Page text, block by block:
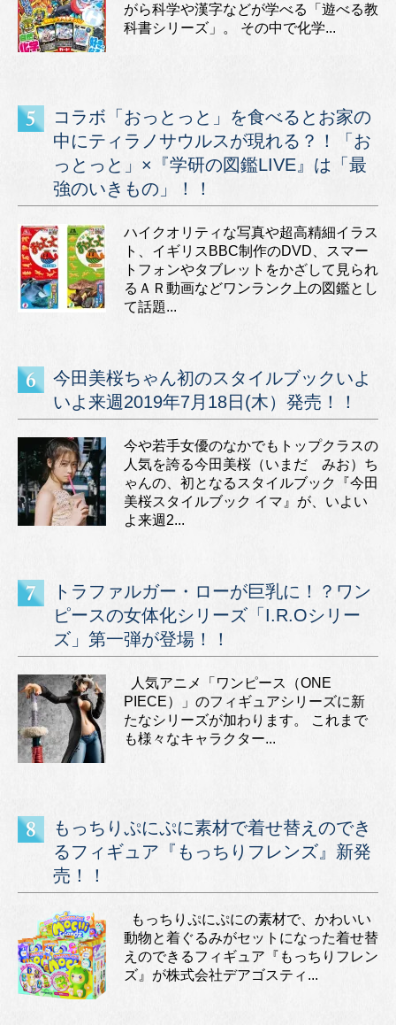
がら科学や漢字などが学べる「遊べる教
科書シリーズ」。 その中で化学...
コラボ「おっとっと」を食べるとお家の
中にティラノサウルスが現れる？！「お
っとっと」×『学研の図鑑LIVE』は「最
強のいきもの」！！
ハイクオリティな写真や超高精細イラス
ト、イギリスBBC制作のDVD、スマー
トフォンやタブレットをかざして見られ
るＡＲ動画などワンランク上の図鑑とし
て話題...
今田美桜ちゃん初のスタイルブックいよ
いよ来週2019年7月18日(木）発売！！
今や若手女優のなかでもトップクラスの
人気を誇る今田美桜（いまだ みお）ち
ゃんの、初となるスタイルブック『今田
美桜スタイルブック イマ』が、いよい
よ来週2...
トラファルガー・ローが巨乳に！？ワン
ピースの女体化シリーズ「I.R.Oシリー
ズ」第一弾が登場！！
人気アニメ「ワンピース（ONE
PIECE）」のフィギュアシリーズに新
たなシリーズが加わります。 これまで
も様々なキャラクター...
もっちりぷにぷに素材で着せ替えのでき
るフィギュア『もっちりフレンズ』新発
売！！
もっちりぷにぷにの素材で、かわいい
動物と着ぐるみがセットになった着せ替
えのできるフィギュア『もっちりフレン
ズ』が株式会社デアゴスティ...